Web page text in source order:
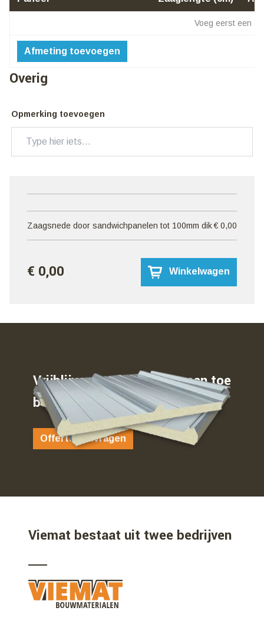
Voeg eerst een
Afmeting toevoegen
Overig
Opmerking toevoegen
Zaagsnede door sandwichpanelen tot 100mm dik€ 0,00
€ 0,00 Winkelwagen
Vrijblijvend weten waar u aan toe
bent…
Offerte aanvragen
Viemat bestaat uit twee bedrijven